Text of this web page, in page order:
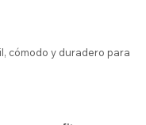
cómodo y duradero para